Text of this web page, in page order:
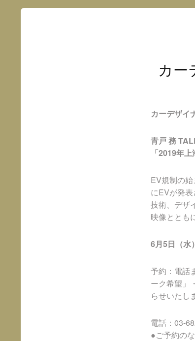
カ
カーデザイ
青戸 務
「2019年
EV規制の
にEVが発表
技術、デザ
映像ととも
6月5日（水
予約：電話
ーク希望」
らせいたし
電話：03-
●ご予約の